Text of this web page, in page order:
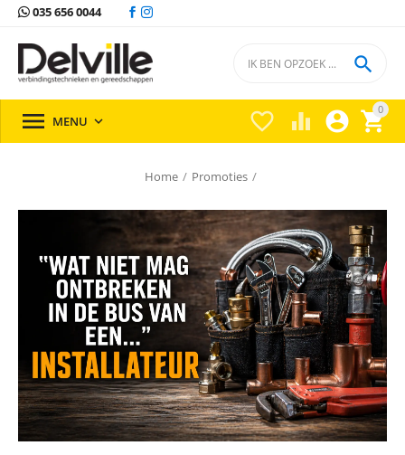
035 656 0044
0


 

 MENU 
Home / Promoties /